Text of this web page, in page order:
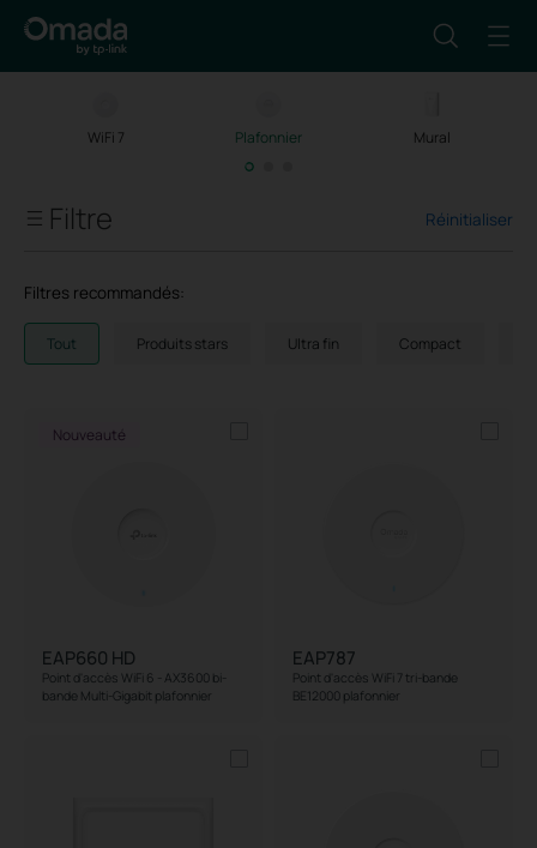
WiFi 7 Plafonnier Mural
Réinitialiser
Filtre
Puissance Alimentation
Filtres recommandés:
Tout Produits stars Ultra fin Compact
Nouveauté
EAP660 HD
Point d'accès WiFi 6 - AX3600 bi-
bande Multi-Gigabit plafonnier
EAP787
Point d'accès WiFi 7 tri-bande
BE12000 plafonnier